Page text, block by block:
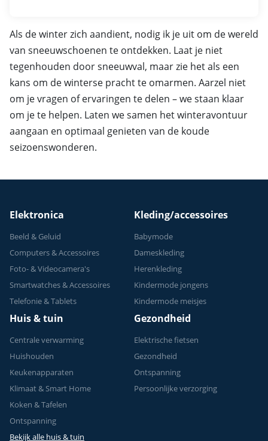
Als de winter zich aandient, nodig ik je uit om de wereld
van sneeuwschoenen te ontdekken. Laat je niet
tegenhouden door sneeuwval, maar zie het als een
kans om de winterse pracht te omarmen. Aarzel niet
om je vragen of ervaringen te delen – we staan klaar
om je te helpen. Laten we samen het winteravontuur
aangaan en optimaal genieten van de koude
seizoenswonderen.
Elektronica
Beeld & Geluid
Computers & Accessoires
Foto- & Videocamera's
Smartwatches & Accessoires
Telefonie & Tablets
Kleding/accessoires
Babymode
Dameskleding
Herenkleding
Kindermode jongens
Kindermode meisjes
Huis & tuin
Centrale verwarming
Huishouden
Keukenapparaten
Klimaat & Smart Home
Koken & Tafelen
Ontspanning
Bekijk alle huis & tuin
Gezondheid
Elektrische fietsen
Gezondheid
Ontspanning
Persoonlijke verzorging